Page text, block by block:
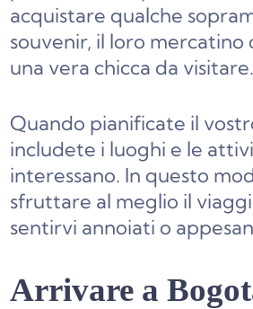
acquistare qualche
souvenir, il loro mercatino
una vera chicca da visitare.
Quando pianificate il
includete i luoghi e le
interessano. In questo
sfruttare al meglio il
sentirvi annoiati o
Arrivare a